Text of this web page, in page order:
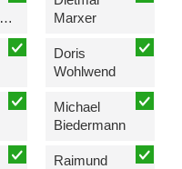
Marxer
Doris
Wohlwend
Michael
Biedermann
Raimund